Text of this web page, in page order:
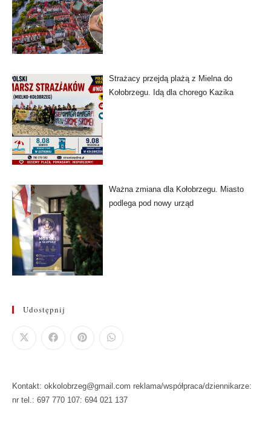
Strażacy przejdą plażą z Mielna do
Kołobrzegu. Idą dla chorego Kazika
Ważna zmiana dla Kołobrzegu. Miasto
podlega pod nowy urząd
Udostępnij
Kontakt: okkolobrzeg@gmail.com reklama/współpraca/dziennikarze:
nr tel.: 697 770 107: 694 021 137